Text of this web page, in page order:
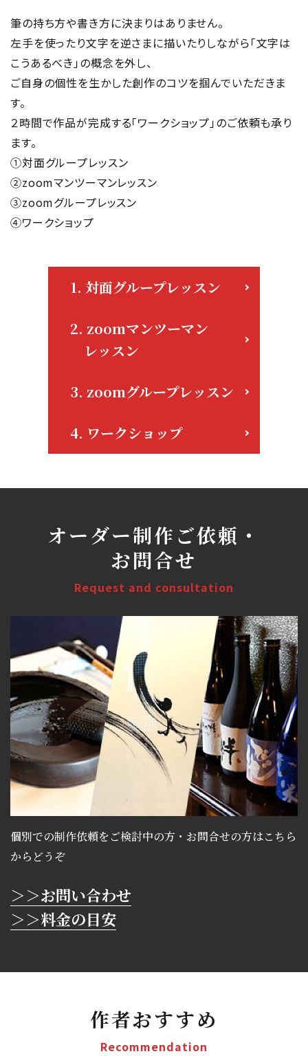
筆の持ち方や書き方に決まりはありません。
左手を使ったり文字を逆さまに描いたりしながら「文字は
こうあるべき」の概念を外し、
ご自身の個性を生かした創作のコツを掴んでいただきま
す。
２時間で作品が完成する「ワークショップ」のご依頼も承り
ます。
①対面グループレッスン
②zoomマンツーマンレッスン
③zoomグループレッスン
④ワークショップ
1. 対面グループレッスン
2. zoomマンツーマン
レッスン
3. zoomグループレッスン
4. ワークショップ
オーダー制作ご依頼・
お問合せ
Request and consultation
個別での制作依頼をご検討中の方・お問合せの方はこちら
からどうぞ
＞＞お問い合わせ
＞＞料金の目安
作者おすすめ
Recommendation